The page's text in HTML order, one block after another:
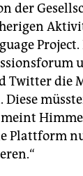
der
Twitter die
Plattform